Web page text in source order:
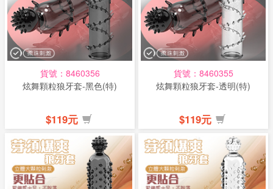
或
簡
訊
明
貨號：8460356
炫舞顆粒狼牙套-黑色(特)
$119元
貨號：8460355
炫舞顆粒狼牙套-透明(特)
$119元